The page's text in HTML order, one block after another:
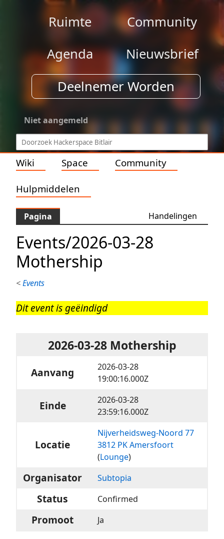
Ruimte
Community
Agenda
Nieuwsbrief
Deelnemer Worden
Niet aangemeld
Wiki Space Community
Hulpmiddelen
Pagina Handelingen
Events/2026-03-28
Mothership
<Events
Dit event is geëindigd
2026-03-28 Mothership
Aanvang
2026-03-28󠀠󠀠󠀠
19:00:16.000Z
Einde
2026-03-28󠀠󠀠󠀠
23:59:16.000Z
Locatie
Nijverheidsweg-Noord 77
3812 PK Amersfoort
(Lounge)
Organisator Subtopia
Status Confirmed
Promoot Ja